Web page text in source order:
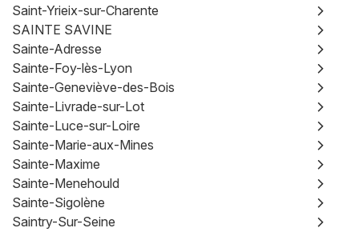
Saint-Yrieix-sur-Charente
SAINTE SAVINE
Sainte-Adresse
Sainte-Foy-lès-Lyon
Sainte-Geneviève-des-Bois
Sainte-Livrade-sur-Lot
Sainte-Luce-sur-Loire
Sainte-Marie-aux-Mines
Sainte-Maxime
Sainte-Menehould
Sainte-Sigolène
Saintry-Sur-Seine